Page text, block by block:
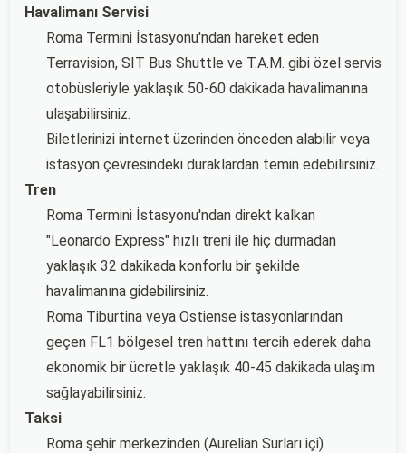
Havalimanı Servisi
Roma Termini İstasyonu'ndan hareket eden
Terravision, SIT Bus Shuttle ve T.A.M. gibi özel servis
otobüsleriyle yaklaşık 50-60 dakikada havalimanına
ulaşabilirsiniz.
Biletlerinizi internet üzerinden önceden alabilir veya
istasyon çevresindeki duraklardan temin edebilirsiniz.
Tren
Roma Termini İstasyonu'ndan direkt kalkan
"Leonardo Express" hızlı treni ile hiç durmadan
yaklaşık 32 dakikada konforlu bir şekilde
havalimanına gidebilirsiniz.
Roma Tiburtina veya Ostiense istasyonlarından
geçen FL1 bölgesel tren hattını tercih ederek daha
ekonomik bir ücretle yaklaşık 40-45 dakikada ulaşım
sağlayabilirsiniz.
Taksi
Roma şehir merkezinden (Aurelian Surları içi)